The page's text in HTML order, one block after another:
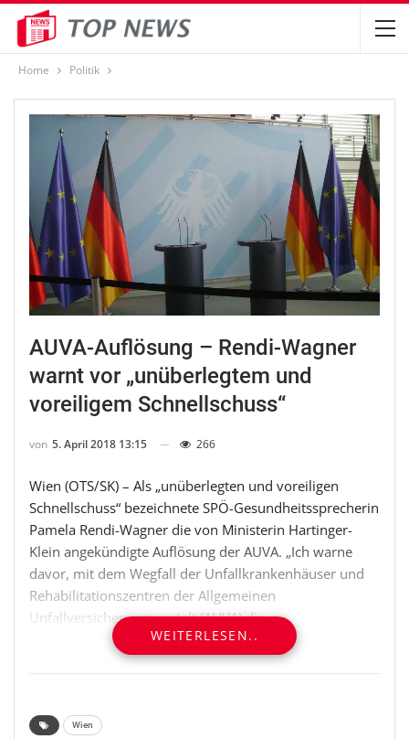
Home Politik
AUVA-Auflösung – Rendi-Wagner
warnt vor „unüberlegtem und
voreiligem Schnellschuss“
von 5. April 2018 13:15 266
Wien (OTS/SK) – Als „unüberlegten und voreiligen
Schnellschuss“ bezeichnete SPÖ-Gesundheitssprecherin
Pamela Rendi-Wagner die von Ministerin Hartinger-
Klein angekündigte Auflösung der AUVA. „Ich warne
davor, mit dem Wegfall der Unfallkrankenhäuser und
Rehabilitationszentren der Allgemeinen
Unfallversicherungsanstalt (AUVA) die
Gesundheitsversorgung der Versicherten zu gefährden.
Hier sind hochspezialisierte Fachleute beschäftigt, die
Rendi-Wagner, die hier die nächste schwarz-blaue
WEITERLESEN..
Wien